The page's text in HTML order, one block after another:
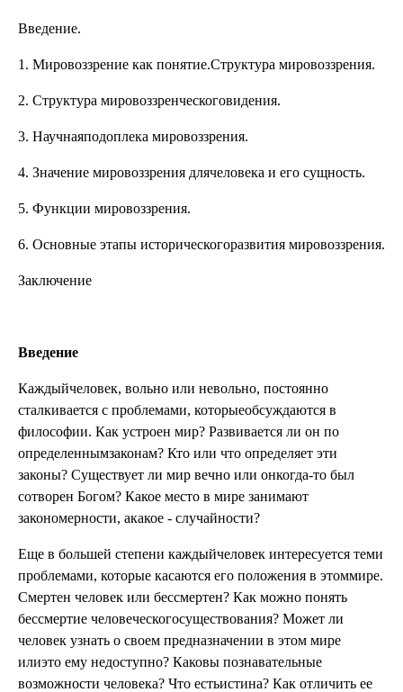
Введение.
1. Мировоззрение как понятие.Структура мировоззрения.
2. Структура мировоззренческоговидения.
3. Научнаяподоплека мировоззрения.
4. Значение мировоззрения длячеловека и его сущность.
5. Функции мировоззрения.
6. Основные этапы историческогоразвития мировоззрения.
Заключение
Введение
Каждыйчеловек, вольно или невольно, постоянно
сталкивается с проблемами, которыеобсуждаются в
философии. Как устроен мир? Развивается ли он по
определеннымзаконам? Кто или что определяет эти
законы? Существует ли мир вечно или онкогда-то был
сотворен Богом? Какое место в мире занимают
закономерности, акакое - случайности?
Еще в большей степени каждыйчеловек интересуется теми
проблемами, которые касаются его положения в этоммире.
Смертен человек или бессмертен? Как можно понять
бессмертие человеческогосуществования? Может ли
человек узнать о своем предназначении в этом мире
илиэто ему недоступно? Каковы познавательные
возможности человека? Что естьистина? Как отличить ее